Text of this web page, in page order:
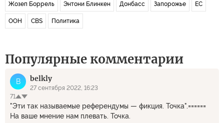
Жозеп Боррель Энтони Блинкен Донбасс Запорожье ЕС
ООН CBS Политика
Популярные комментарии
B belkly
27 сентября 2022, 16:23
71
"Эти так называемые референдумы — фикция. Точка".======
На ваше мнение нам плевать. Точка.